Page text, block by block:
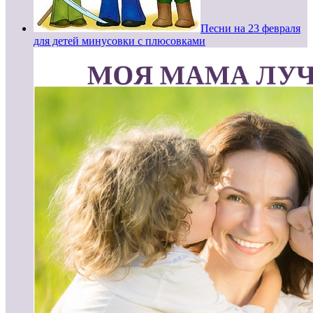
Песни на 23 февраля
для детей минусовки с плюсовками